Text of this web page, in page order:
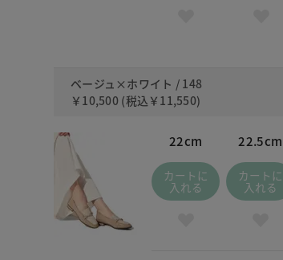
ベージュ×ホワイト / 148
￥10,500 (税込 ￥11,550)
22cm
カートに
入れる
22.5cm
カートに
入れる